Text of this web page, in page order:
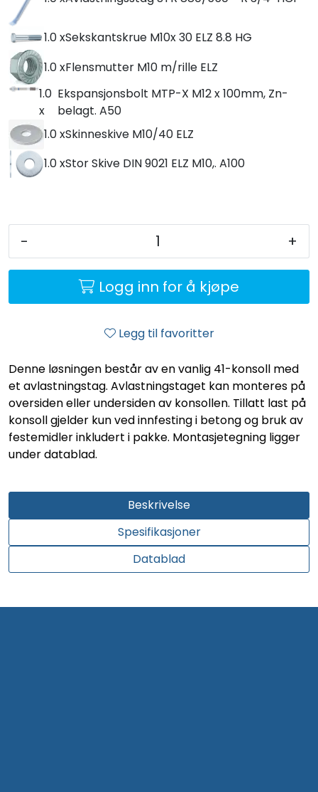
Beskrivelse
Spesifikasjoner
Datablad
1.0 xSekskantskrue M10x 30 ELZ 8.8 HG
1.0 xFlensmutter M10 m/rille ELZ
1.0
x
Ekspansjonsbolt MTP-X M12 x 100mm, Zn-
belagt. A50
1.0 xSkinneskive M10/40 ELZ
1.0 xStor Skive DIN 9021 ELZ M10,. A100
- +
Logg inn for å kjøpe
Legg til favoritter
Denne løsningen består av en vanlig 41-konsoll med
et avlastningstag. Avlastningstaget kan monteres på
oversiden eller undersiden av konsollen. Tillatt last på
konsoll gjelder kun ved innfesting i betong og bruk av
festemidler inkludert i pakke. Montasjetegning ligger
under datablad.